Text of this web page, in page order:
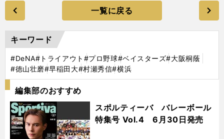
一覧に戻る
キーワード
#DeNA#トライアウト #プロ野球#ベイスターズ#大阪桐蔭
#徳山壮磨#早稲田大#村瀬秀信#横浜
編集部のおすすめ
スポルティーバ バレーボール
特集号 Vol.4 6月30日発売